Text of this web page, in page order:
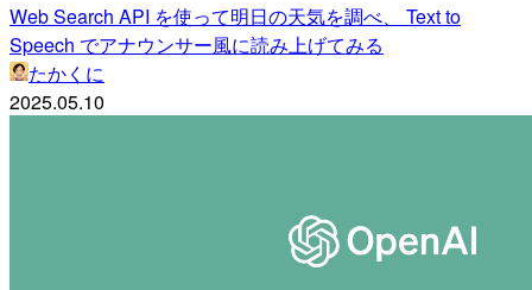
Web Search API を使って明日の天気を調べ、 Text to
Speech でアナウンサー風に読み上げてみる
たかくに
2025.05.10